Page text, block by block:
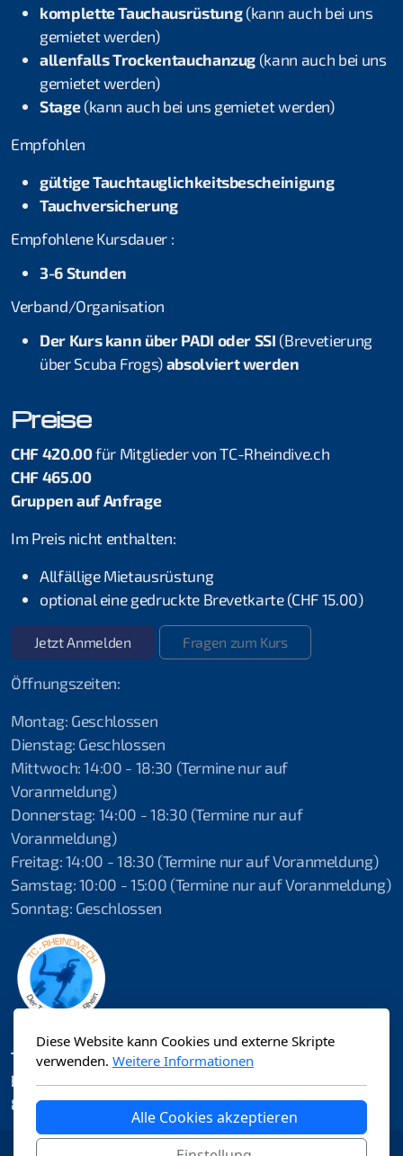
komplette Tauchausrüstung(kann auch bei uns
gemietet werden)
allenfalls Trockentauchanzug (kann auch bei uns
gemietet werden)
Stage(kann auch bei uns gemietet werden)
Empfohlen
gültige Tauchtauglichkeitsbescheinigung
Tauchversicherung
Empfohlene Kursdauer :
3-6 Stunden
Verband/Organisation
Der Kurs kann über PADI oder SSI (Brevetierung
über Scuba Frogs)absolviert werden
Preise
CHF 420.00für Mitglieder von TC-Rheindive.ch
CHF 465.00
Gruppen auf Anfrage
Im Preis nicht enthalten:
Allfällige Mietausrüstung
optional eine gedruckte Brevetkarte (CHF 15.00)
Jetzt Anmelden Fragen zum Kurs
Öffnungszeiten:
Montag: Geschlossen
Dienstag: Geschlossen
Mittwoch: 14:00 - 18:30 (Termine nur auf
Voranmeldung)
Donnerstag: 14:00 - 18:30 (Termine nur auf
Voranmeldung)
Freitag: 14:00 - 18:30 (Termine nur auf Voranmeldung)
Samstag: 10:00 - 15:00 (Termine nur auf Voranmeldung)
Sonntag: Geschlossen
TC-Rheindive.ch
Bälisteigstrasse 2
8264 Eschenz
Diese Website kann Cookies und externe Skripte
verwenden. Weitere Informationen
Alle Cookies akzeptieren
Wracktauchen
Solo Tauchen
Unterwasser Scooter
Extended Range
Professional
Assistant Instructor
Divemaster
Erste Hilfe
Erste Hilfe + Notfallsauerstoff
Notfallsauerstoff
Erste Hilfe HLW+AED
2025 Ferienspass Aadorf
2024 10-Jahres Jubiläum
2019 Fernsteinsee
2019 Shams Alam Beach Resort, Ägypten
2019 Attersee
2018 Attersee
2018 Ferienspass Hettlingen
2018 Lac Soutairrain
2017 Schnuppertauchen Fliegende Helfer
2017 Ferienspass Hettlingen ll
2017 Schnuppertauchen Hettlingen l
2017 Seepolizei Thurgau
2017 Schnuppertauchen Ramsen